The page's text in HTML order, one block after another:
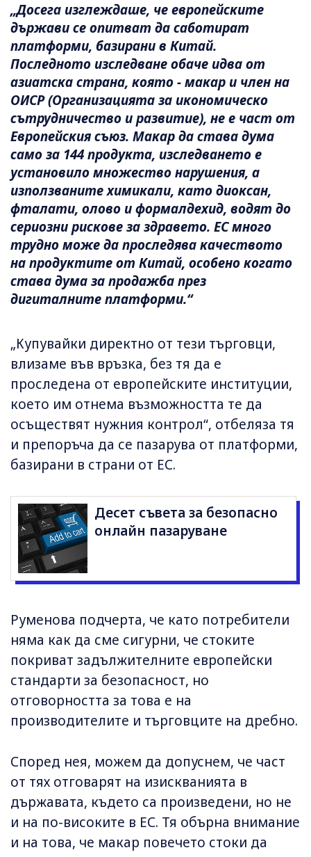
„Досега изглеждаше, че европейските
държави се опитват да саботират
платформи, базирани в Китай.
Последното изследване обаче идва от
азиатска страна, която - макар и член на
ОИСР (Организацията за икономическо
сътрудничество и развитие), не е част от
Европейския съюз. Макар да става дума
само за 144 продукта, изследването е
установило множество нарушения, а
използваните химикали, като диоксан,
фталати, олово и формалдехид, водят до
сериозни рискове за здравето. ЕС много
трудно може да проследява качеството
на продуктите от Китай, особено когато
става дума за продажба през
дигиталните платформи.“
„Купувайки директно от тези търговци,
влизаме във връзка, без тя да е
проследена от европейските институции,
което им отнема възможността те да
осъществят нужния контрол“, отбеляза тя
и препоръча да се пазарува от платформи,
базирани в страни от ЕС.
Десет съвета за безопасно
онлайн пазаруване
Руменова подчерта, че като потребители
няма как да сме сигурни, че стоките
покриват задължителните европейски
стандарти за безопасност, но
отговорността за това е на
производителите и търговците на дребно.
Според нея, можем да допуснем, че част
от тях отговарят на изискванията в
държавата, където са произведени, но не
и на по-високите в ЕС. Тя обърна внимание
и на това, че макар повечето стоки да